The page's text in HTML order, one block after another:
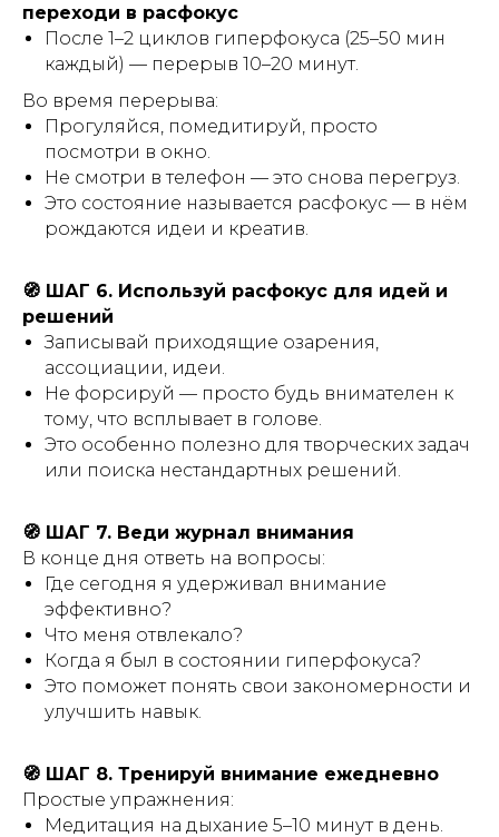
переходи в расфокус
После 1–2 циклов гиперфокуса (25–50 мин
каждый) — перерыв 10–20 минут.
Во время перерыва:
Прогуляйся, помедитируй, просто
посмотри в окно.
Не смотри в телефон — это снова перегруз.
Это состояние называется расфокус — в нём
рождаются идеи и креатив.
🧭 ШАГ 6. Используй расфокус для идей и
решений
Записывай приходящие озарения,
ассоциации, идеи.
Не форсируй — просто будь внимателен к
тому, что всплывает в голове.
Это особенно полезно для творческих задач
или поиска нестандартных решений.
🧭 ШАГ 7. Веди журнал внимания
В конце дня ответь на вопросы:
Где сегодня я удерживал внимание
эффективно?
Что меня отвлекало?
Когда я был в состоянии гиперфокуса?
Это поможет понять свои закономерности и
улучшить навык.
🧭 ШАГ 8. Тренируй внимание ежедневно
Простые упражнения:
Медитация на дыхание 5–10 минут в день.